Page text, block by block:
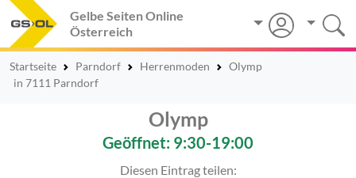
Gelbe Seiten Online
Österreich
Startseite Parndorf Herrenmoden
Olymp
in 7111 Parndorf
Olymp
Geöffnet: 9:30-19:00
Diesen Eintrag teilen: